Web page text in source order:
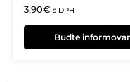
3,90€ s DPH
Buďte